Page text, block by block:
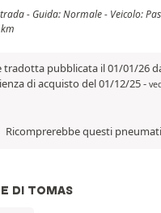
- Guida: Normale - Veicolo:
tradotta pubblicata il 01/01/26
di acquisto del 01/12/25-
Ricomprerebbe questi
DI TOMAS